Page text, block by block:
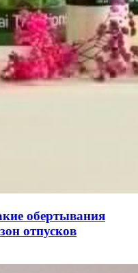
обертывания
отпусков